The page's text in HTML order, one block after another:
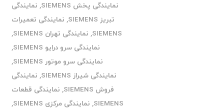
نمایندگی پخش SIEMENS
, نمایندگی
تبریز SIEMENS
, نمایندگی تعمیرات
SIEMENS
, نمایندگی تهران SIEMENS
,
نمایندگی سرو درایو SIEMENS
,
نمایندگی سرو موتور SIEMENS
,
نمایندگی شیراز SIEMENS
, نمایندگی
فروش SIEMENS
, نمایندگی قطعات
SIEMENS
, نمایندگی مرکزی SIEMENS
,